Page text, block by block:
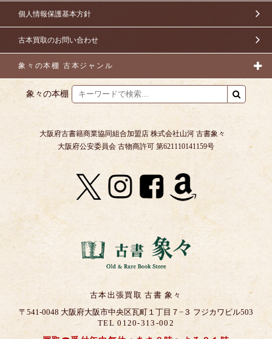
個人情報保護基本方針
古本買取のお問い合わせ
象々の本棚 古本ジャンル
象々の本棚
大阪府古書籍商業協同組合加盟店 株式会社山河 古書象々
大阪府公安委員会 古物商許可 第621110141159号
古本出張買取 古書 象々
〒541-0048 大阪府大阪市中央区瓦町１丁目７−３ フジカワビル503
TEL 0120-313-002